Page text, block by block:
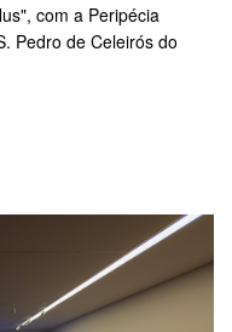
com a Peripécia
Pedro de Celeirós do